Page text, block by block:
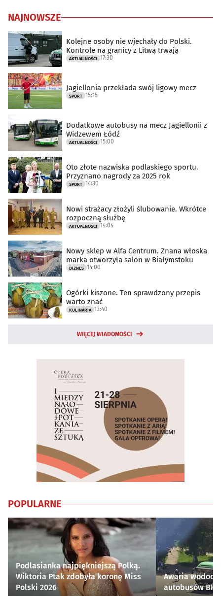
NAJNOWSZE
Kolejne osoby nie wjechały do Polski.
Kontrole na granicy z Litwą trwają
AKTUALNOŚCI 17:30
Jagiellonia przekłada swój ligowy mecz
SPORT 15:15
Dodatkowe autobusy na mecz Jagiellonii z
Widzewem Łódź
AKTUALNOŚCI 15:00
Oto złote nazwiska podlaskiego sportu.
Przyznano nagrody za 2025 rok
SPORT 14:30
Nowi strażacy złożyli ślubowanie. Wkrótce
rozpoczną służbę
AKTUALNOŚCI 14:04
Nowy sklep w Alfa Centrum. Znana włoska
marka otworzyła salon w Białymstoku
BIZNES 14:00
Ogórki kiszone. Ten sprawdzony przepis
warto znać
KULINARIA 13:40
WIĘCEJ WIADOMOŚCI
POPULARNE
Podlasianka najpiękniejszą Polką.
Wiktoria Ptak zdobyła koronę Miss
Polski 2026
Awaria
autobusów